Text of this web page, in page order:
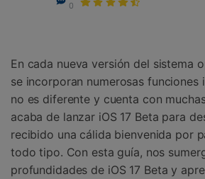
Gestor de Datos
Protección del Móvil
Encuentra Más Soluciones
0
En cada nueva versión del sistema
se incorporan numerosas funciones
no es diferente y cuenta con
acaba de lanzar iOS 17 Beta para
recibido una cálida bienvenida por
todo tipo. Con esta guía, nos
profundidades de iOS 17 Beta y